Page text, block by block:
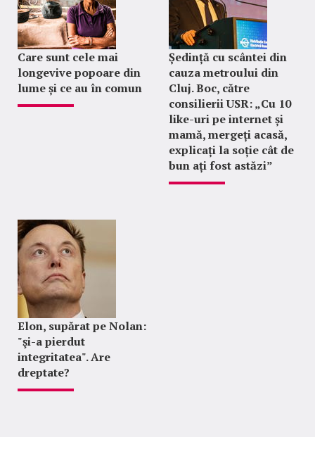
Care sunt cele mai
longevive popoare din
lume și ce au în comun
Ședință cu scântei din
cauza metroului din
Cluj. Boc, către
consilierii USR: „Cu 10
like-uri pe internet și
mamă, mergeți acasă,
explicați la soție cât de
bun ați fost astăzi”
Elon, supărat pe Nolan:
"şi-a pierdut
integritatea". Are
dreptate?